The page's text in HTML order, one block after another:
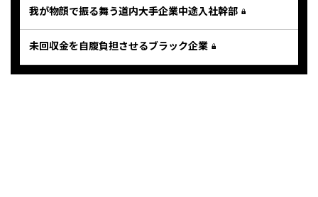
我が物顔で振る舞う道内大手企業中途入社幹部
未回収金を自腹負担させるブラック企業